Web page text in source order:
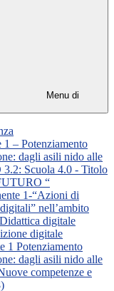
Menu di
– Potenziamento
dagli asili nido alle
Scuola 4.0 - Titolo
“
1-“Azioni di
nell’ambito
digitale
digitale
1 Potenziamento
dagli asili nido alle
competenze e